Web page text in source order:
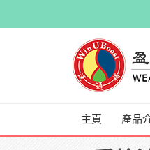
主頁 產品